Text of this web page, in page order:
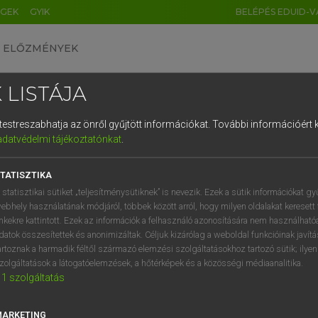
GYIK BELÉPÉS EDUID-
ELŐZMÉNYEK
nagyszótár
VAN ELŐFIZETÉSED?
megtekintéséhez.
LISTÁJA
az önről gyűjtött információkat. További információért
tájékoztatónkat.
statisztikai sütiket „teljesítménysütiknek” is nevezik. Ezek a sütik információkat
használatának módjáról, többek között arról, hogy milyen oldalakat keresett
kattintott. Ezek az információk a felhasználó azonosítására nem
összesítettek és anonimizáltak. Céljuk kizárólag a weboldal funkcióinak
a harmadik féltől származó elemzési szolgáltatásokhoz tartozó sütik;
a látogatóelemzések, a hőtérképek és a közösségi médiaanalitika.
1 szolgáltatás
DE CN FR ES IT NL
1 2 3 4 5 6 7 8 9
q w e r t z u i
a s d f g h j k l é
í y x c v b n m , .